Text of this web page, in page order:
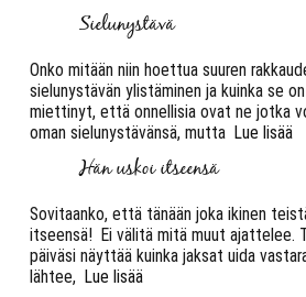
Sielunystävä
Onko mitään niin hoettua suuren
sielunystävän ylistäminen ja kuinka se
miettinyt, että onnellisia ovat ne jotka
oman sielunystävänsä, mutta Lue lisää
Hän uskoi itseensä
Sovitaanko, että tänään joka ikinen
itseensä! Ei välitä mitä muut ajattelee.
päiväsi näyttää kuinka jaksat uida
lähtee, Lue lisää